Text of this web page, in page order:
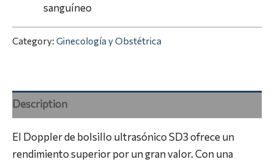
sanguíneo
Category: Ginecología y Obstétrica
Description
El Doppler de bolsillo ultrasónico SD3 ofrece un
rendimiento superior por un gran valor. Con una